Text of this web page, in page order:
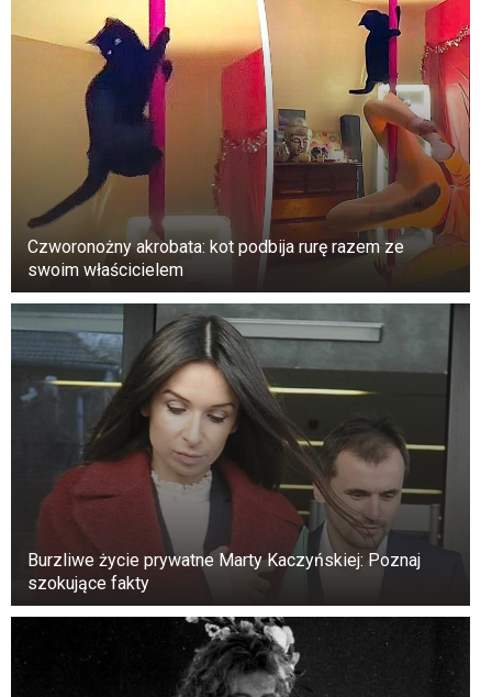
rodzice zapewniają, że ich córka ogólnie dobrze
się bawiła. Co więcej, uważają te zdjęcia za
jedne z najlepszych wspomnień z dnia ślubu.
„Po prostu nie dało się zostawić takich zdjęć w
rodzinnym archiwum. Są zbyt zabawne, żeby się
nimi nie podzielić z innymi” – przyznała Anna.
Czworonożny akrobata: kot podbija rurę razem ze
swoim właścicielem
Burzliwe życie prywatne Marty Kaczyńskiej: Poznaj
szokujące fakty